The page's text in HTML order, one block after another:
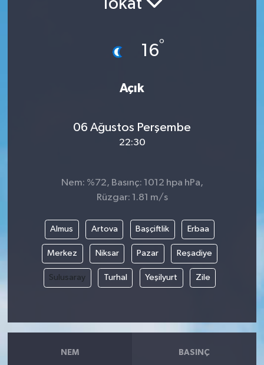
Tokat
16°
Açık
06 Ağustos Perşembe
22:30
Nem: %72, Basınç: 1012 hpa hPa,
Rüzgar: 1.81 m/s
Almus Artova Başçiftlik Erbaa
Merkez Niksar Pazar Reşadiye
Sulusaray Turhal Yeşilyurt Zile
NEM BASINÇ